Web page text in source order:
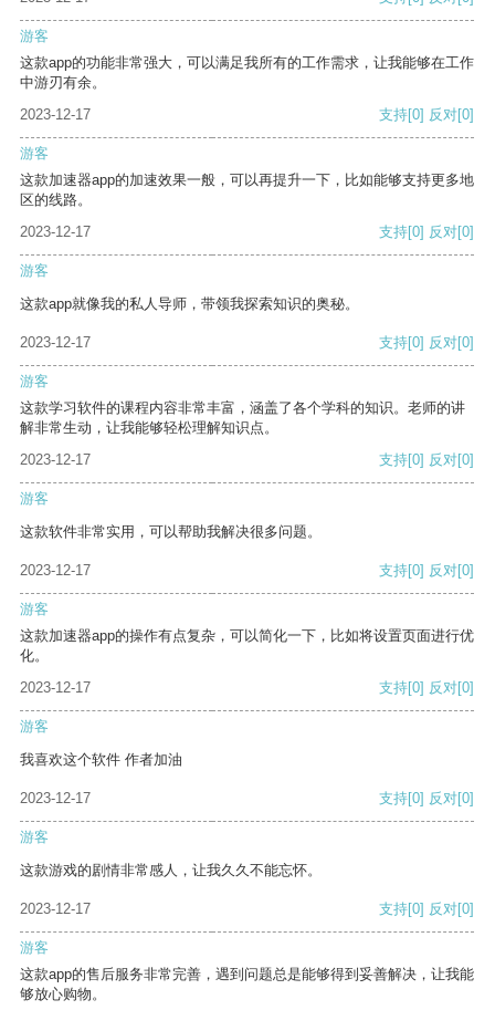
游客
这款app的功能非常强大，可以满足我所有的工作需求，让我能够在工作
中游刃有余。
2023-12-17
支持[0] 反对[0]
游客
这款加速器app的加速效果一般，可以再提升一下，比如能够支持更多地
区的线路。
2023-12-17
支持[0] 反对[0]
游客
这款app就像我的私人导师，带领我探索知识的奥秘。
2023-12-17 支持[0] 反对[0]
游客
这款学习软件的课程内容非常丰富，涵盖了各个学科的知识。老师的讲
解非常生动，让我能够轻松理解知识点。
2023-12-17
支持[0] 反对[0]
游客
这款软件非常实用，可以帮助我解决很多问题。
2023-12-17 支持[0] 反对[0]
游客
这款加速器app的操作有点复杂，可以简化一下，比如将设置页面进行优
化。
2023-12-17
支持[0] 反对[0]
游客
我喜欢这个软件 作者加油
2023-12-17 支持[0] 反对[0]
游客
这款游戏的剧情非常感人，让我久久不能忘怀。
2023-12-17 支持[0] 反对[0]
游客
这款app的售后服务非常完善，遇到问题总是能够得到妥善解决，让我能
够放心购物。